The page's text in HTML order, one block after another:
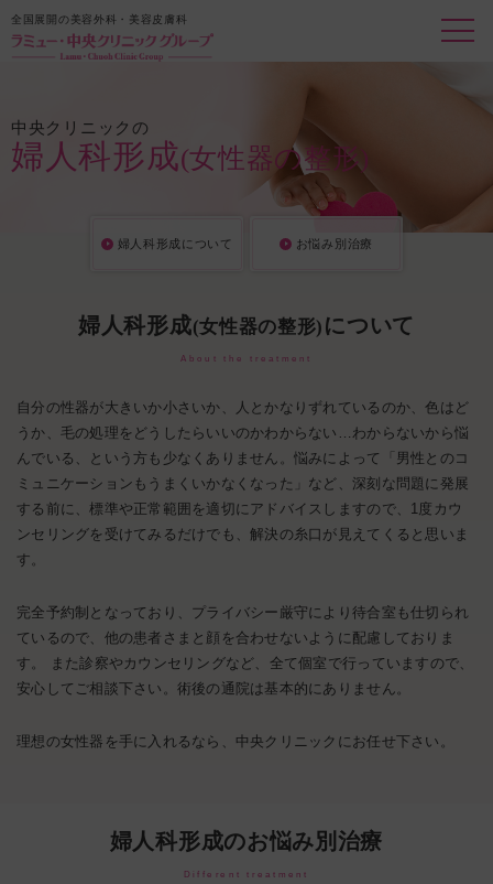
全国展開の美容外科・美容皮膚科
中央クリニックの
婦人科形成(女性器の整形)
婦人科形成について お悩み別治療
婦人科形成(女性器の整形) について
About the treatment
自分の性器が大きいか小さいか、人とかなりずれているのか、色はど
うか、毛の処理をどうしたらいいのかわからない…わからないから悩
んでいる、という方も少なくありません。悩みによって「男性とのコ
ミュニケーションもうまくいかなくなった」など、深刻な問題に発展
する前に、標準や正常範囲を適切にアドバイスしますので、1度カウ
ンセリングを受けてみるだけでも、解決の糸口が見えてくると思いま
す。
完全予約制となっており、プライバシー厳守により待合室も仕切られ
ているので、他の患者さまと顔を合わせないように配慮しておりま
す。 また診察やカウンセリングなど、全て個室で行っていますので、
安心してご相談下さい。術後の通院は基本的にありません。
理想の女性器を手に入れるなら、中央クリニックにお任せ下さい。
婦人科形成のお悩み別治療
Different treatment